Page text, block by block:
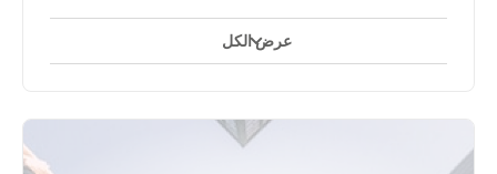
ساحات للاستراحة
sizes including the Tunis Stock Exchange and some of
the world's largest software and automotive brands. The
area also boasts a uniquely international feel, with ten
عرض الكل